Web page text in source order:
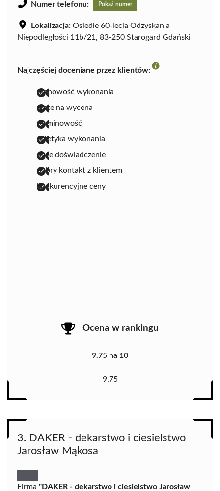
Numer telefonu: Pokaż numer
Lokalizacja: Osiedle 60-lecia Odzyskania
Niepodległości 11b/21, 83-250 Starogard Gdański
Najczęściej doceniane przez klientów:
fachowość wykonania
rzetelna wycena
terminowość
estetyka wykonania
duże doświadczenie
dobry kontakt z klientem
konkurencyjne ceny
Ocena w rankingu
9.75 na 10
9.75
3. DAKER - dekarstwo i ciesielstwo
Jarosław Mąkosa
Firma "DAKER - dekarstwo i ciesielstwo Jarosław